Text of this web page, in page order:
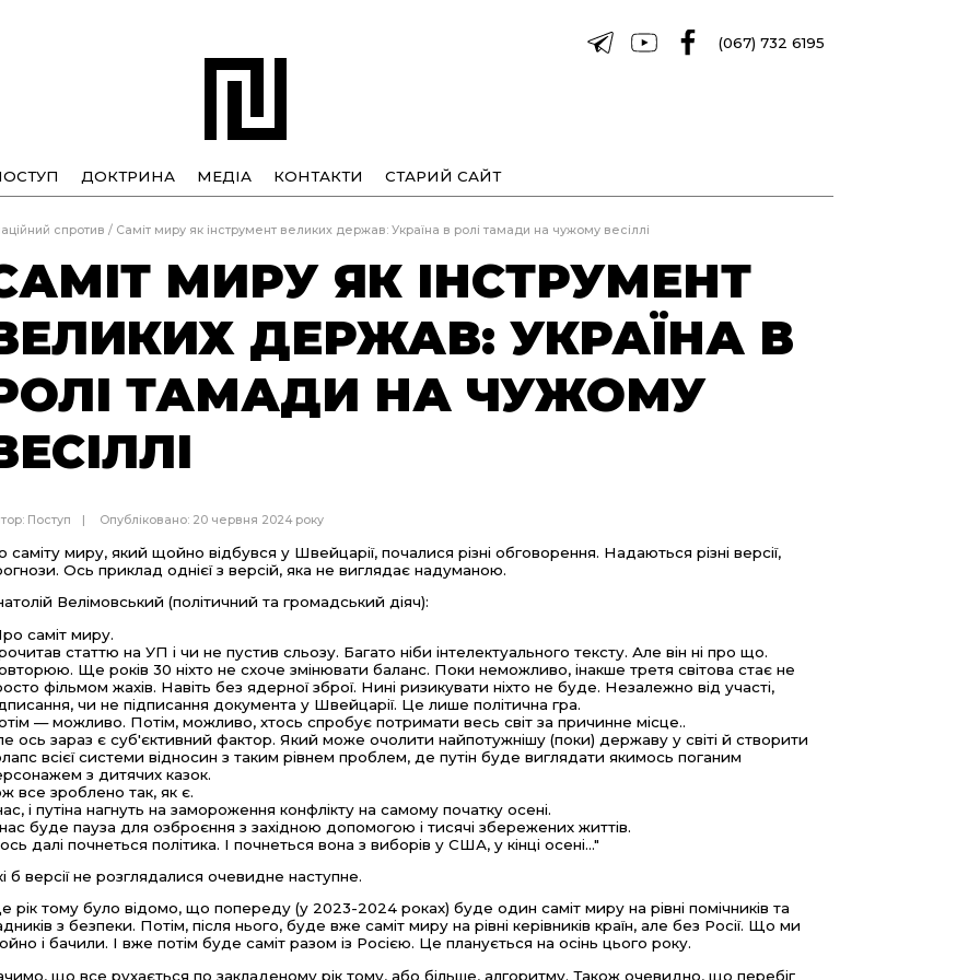
(067) 732 6195
ДОКТРИНА МЕДІА КОНТАКТИ СТАРИЙ САЙТ
спротив / Саміт миру як інструмент великих держав: Україна в ролі тамади на чужому весіллі
МИРУ ЯК ІНСТРУМЕНТ
ДЕРЖАВ: УКРАЇНА В
ТАМАДИ НА ЧУЖОМУ
Поступ Опубліковано: 20 червня 2024 року
саміту миру, який щойно відбувся у Швейцарії, почалися різні обговорення. Надаються різні версії,
Ось приклад однієї з версій, яка не виглядає надуманою.
Велімовський (політичний та громадський діяч):
саміт миру.
статтю на УП і чи не пустив сльозу. Багато ніби інтелектуального тексту. Але він ні про що.
Ще років 30 ніхто не схоче змінювати баланс. Поки неможливо, інакше третя світова стає не
фільмом жахів. Навіть без ядерної зброї. Нині ризикувати ніхто не буде. Незалежно від участі,
чи не підписання документа у Швейцарії. Це лише політична гра.
— можливо. Потім, можливо, хтось спробує потримати весь світ за причинне місце..
ось зараз є суб'єктивний фактор. Який може очолити найпотужнішу (поки) державу у світі й створити
всієї системи відносин з таким рівнем проблем, де путін буде виглядати якимось поганим
з дитячих казок.
все зроблено так, як є.
і путіна нагнуть на замороження конфлікту на самому початку осені.
буде пауза для озброєння з західною допомогою і тисячі збережених життів.
далі почнеться політика. І почнеться вона з виборів у США, у кінці осені..."
б версії не розглядалися очевидне наступне.
рік тому було відомо, що попереду (у 2023-2024 роках) буде один саміт миру на рівні помічників та
з безпеки. Потім, після нього, буде вже саміт миру на рівні керівників країн, але без Росії. Що ми
і бачили. І вже потім буде саміт разом із Росією. Це планується на осінь цього року.
що все рухається по закладеному рік тому, або більше, алгоритму. Також очевидно, що перебіг